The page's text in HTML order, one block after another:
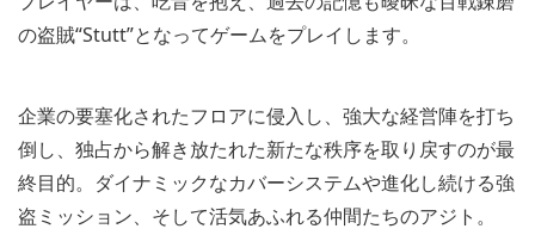
の盗賊“Stutt”となってゲームをプレイします。
企業の要塞化されたフロアに侵入し、強大な経営陣を打ち
倒し、独占から解き放たれた新たな秩序を取り戻すのが最
終目的。ダイナミックなカバーシステムや進化し続ける強
盗ミッション、そして活気あふれる仲間たちのアジト。